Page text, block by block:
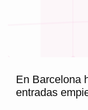
En Barcelona
entradas